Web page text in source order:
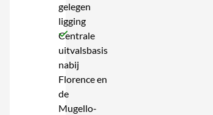
gelegen
ligging
Centrale
uitvalsbasis
nabij
Florence en
de
Mugello-